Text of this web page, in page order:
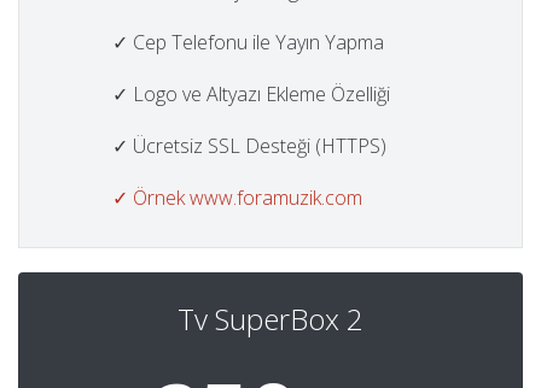
✓ Cep Telefonu ile Yayın Yapma
✓ Logo ve Altyazı Ekleme Özelliği
✓ Ücretsiz SSL Desteği (HTTPS)
✓ Örnek www.foramuzik.com
Tv SuperBox 2